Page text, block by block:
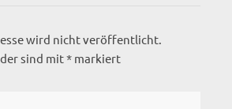
wird nicht veröffentlicht.
sind mit* markiert